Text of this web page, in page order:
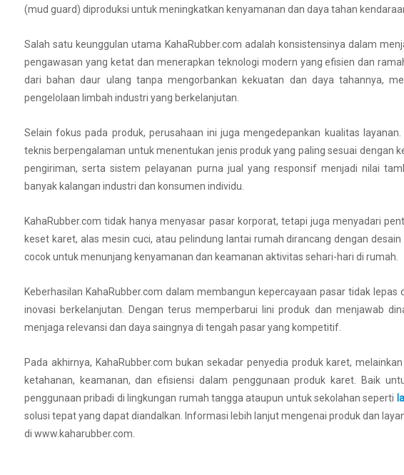
(mud guard) diproduksi untuk meningkatkan kenyamanan dan daya tahan
Salah satu keunggulan utama KahaRubber.com adalah konsistensinya dalam
pengawasan yang ketat dan menerapkan teknologi modern yang efisien dan
dari bahan daur ulang tanpa mengorbankan kekuatan dan daya tahannya,
pengelolaan limbah industri yang berkelanjutan.
Selain fokus pada produk, perusahaan ini juga mengedepankan kualitas
teknis berpengalaman untuk menentukan jenis produk yang paling sesuai dengan
pengiriman, serta sistem pelayanan purna jual yang responsif menjadi nilai
banyak kalangan industri dan konsumen individu.
KahaRubber.com tidak hanya menyasar pasar korporat, tetapi juga menyadari
keset karet, alas mesin cuci, atau pelindung lantai rumah dirancang dengan
cocok untuk menunjang kenyamanan dan keamanan aktivitas sehari-hari di rumah.
Keberhasilan KahaRubber.com dalam membangun kepercayaan pasar tidak
inovasi berkelanjutan. Dengan terus memperbarui lini produk dan menjawab
menjaga relevansi dan daya saingnya di tengah pasar yang kompetitif.
Pada akhirnya, KahaRubber.com bukan sekadar penyedia produk karet,
ketahanan, keamanan, dan efisiensi dalam penggunaan produk karet. Baik
penggunaan pribadi di lingkungan rumah tangga ataupun untuk sekolahan seperti
solusi tepat yang dapat diandalkan. Informasi lebih lanjut mengenai produk dan
di www.kaharubber.com.